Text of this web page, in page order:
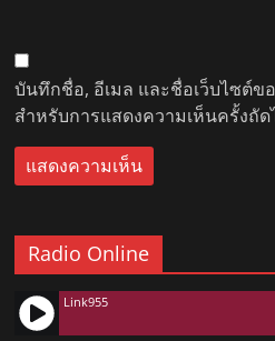
บันทึกชื่อ, อีเมล และชื่อเว็บไซต์ข
สำหรับการแสดงความเห็นครั้งถัด
Radio Online
Link955